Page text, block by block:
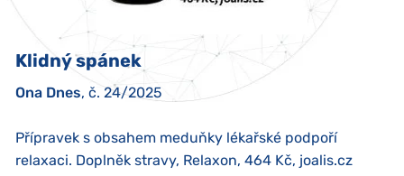
Klidný spánek
Ona Dnes, č. 24/2025
Přípravek s obsahem meduňky lékařské podpoří
relaxaci. Doplněk stravy, Relaxon, 464 Kč, joalis.cz